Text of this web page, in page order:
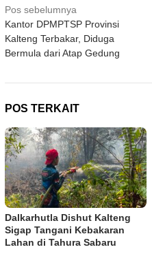
Navigasi
pos
Pos sebelumnya
Kantor DPMPTSP Provinsi
Kalteng Terbakar, Diduga
Bermula dari Atap Gedung
POS TERKAIT
Dalkarhutla Dishut Kalteng
Sigap Tangani Kebakaran
Lahan di Tahura Sabaru